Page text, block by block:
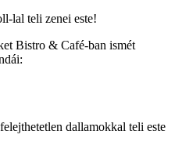
lal teli zenei este!
Bistro & Café-ban ismét
dallamokkal teli este